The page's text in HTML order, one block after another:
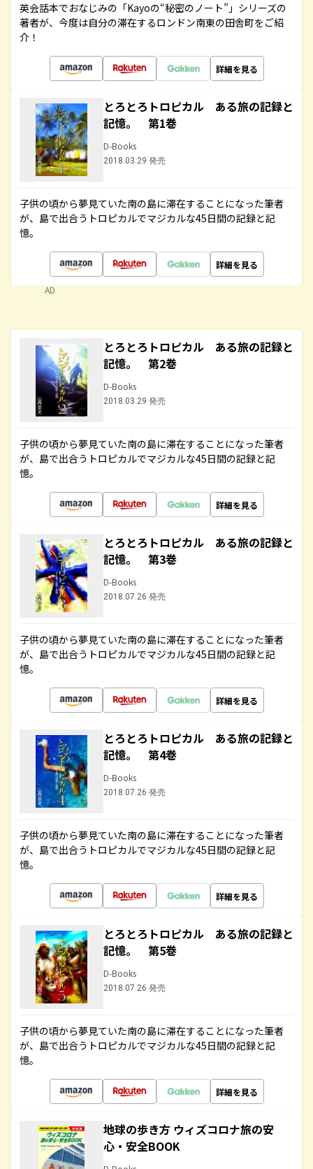
英会話本でおなじみの「Kayoの“秘密のノート”」シリーズの
著者が、今度は自分の滞在するロンドン南東の田舎町をご紹
介！
詳細を見る
とろとろトロピカル ある旅の記録と
記憶。 第1巻
D-Books
2018.03.29 発売
子供の頃から夢見ていた南の島に滞在することになった筆者
が、島で出合うトロピカルでマジカルな45日間の記録と記
憶。
詳細を見る
AD
とろとろトロピカル ある旅の記録と
記憶。 第2巻
D-Books
2018.03.29 発売
子供の頃から夢見ていた南の島に滞在することになった筆者
が、島で出合うトロピカルでマジカルな45日間の記録と記
憶。
詳細を見る
とろとろトロピカル ある旅の記録と
記憶。 第3巻
D-Books
2018.07.26 発売
子供の頃から夢見ていた南の島に滞在することになった筆者
が、島で出合うトロピカルでマジカルな45日間の記録と記
憶。
詳細を見る
とろとろトロピカル ある旅の記録と
記憶。 第4巻
D-Books
2018.07.26 発売
子供の頃から夢見ていた南の島に滞在することになった筆者
が、島で出合うトロピカルでマジカルな45日間の記録と記
憶。
詳細を見る
とろとろトロピカル ある旅の記録と
記憶。 第5巻
D-Books
2018.07.26 発売
子供の頃から夢見ていた南の島に滞在することになった筆者
が、島で出合うトロピカルでマジカルな45日間の記録と記
憶。
詳細を見る
地球の歩き方 ウィズコロナ旅の安
心・安全BOOK